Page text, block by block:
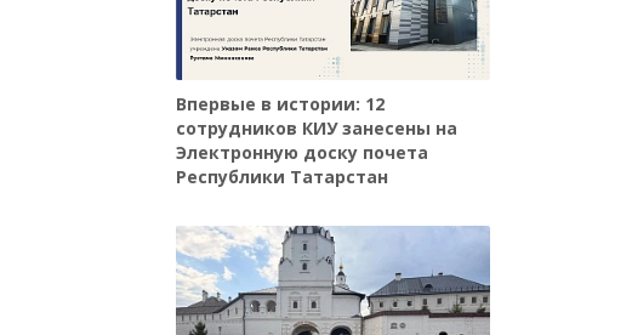
Впервые в истории: 12
сотрудников КИУ занесены на
Электронную доску почета
Республики Татарстан